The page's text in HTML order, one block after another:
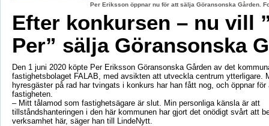
Per Eriksson öppnar nu för att sälja Göransonska Gården.
Efter konkursen – nu vill
Per” sälja Göransonska
Den 1 juni 2020 köpte Per Eriksson Göransonska Gården av det
fastighetsbolaget FALAB, med avsikten att utveckla centrum ytterligare.
hyresgäster på rad har tvingats i konkurs har han fått nog, och öppnar för
fastigheten.
– Mitt tålamod som fastighetsägare är slut. Min personliga känsla är att
tillståndshanteringen i den här kommunen har gjort det onödigt svårt att
verksamhet här, säger han till LindeNytt.